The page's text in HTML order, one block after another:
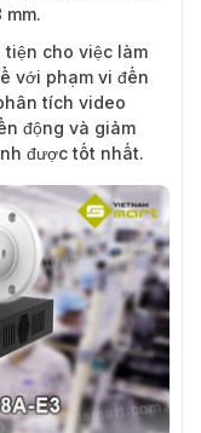
tiện cho việc làm
với phạm vi đến
tích video
động và giảm
được tốt nhất.